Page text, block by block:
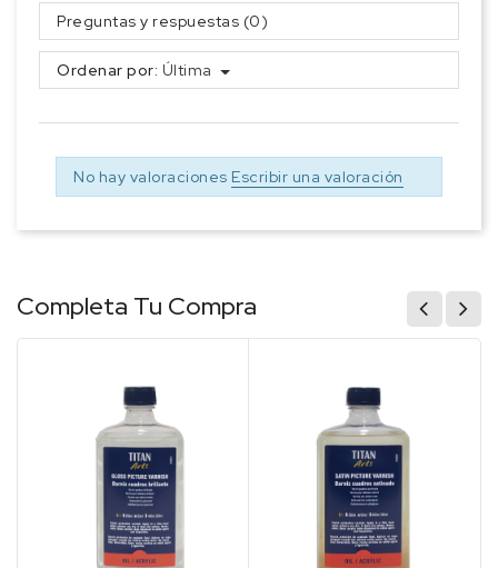
Preguntas y respuestas (0)
Ordenar por: Última
No hay valoraciones Escribir una valoración
Completa Tu Compra